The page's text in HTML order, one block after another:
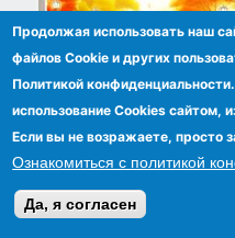
Сентябрь –
Продолжая использовать наш
файлов Сookie и других
Политикой
использование Cookies сайтом,
Если вы не возражаете, просто
Ознакомиться с политикой
Да, я согласен